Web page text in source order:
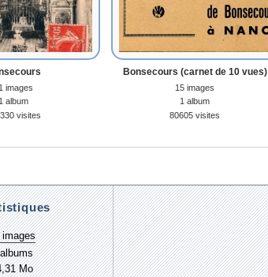
images
1 album
visites
Bonsecours (carnet de 10 vues)
15 images
1 album
80605 visites
images
Mo